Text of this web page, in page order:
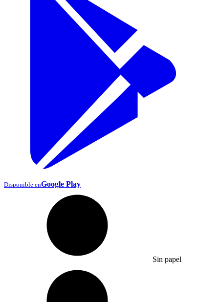
Disponible enGoogle Play
Sin papel